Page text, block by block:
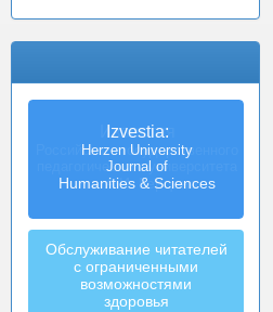
Izvestia:
Herzen University
Journal of
Humanities & Sciences
Обслуживание читателей
с ограниченными
возможностями
здоровья